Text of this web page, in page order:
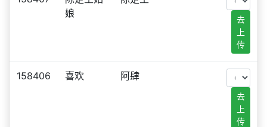
娘
去
上
传
158406 喜欢 阿肆
去
上
传